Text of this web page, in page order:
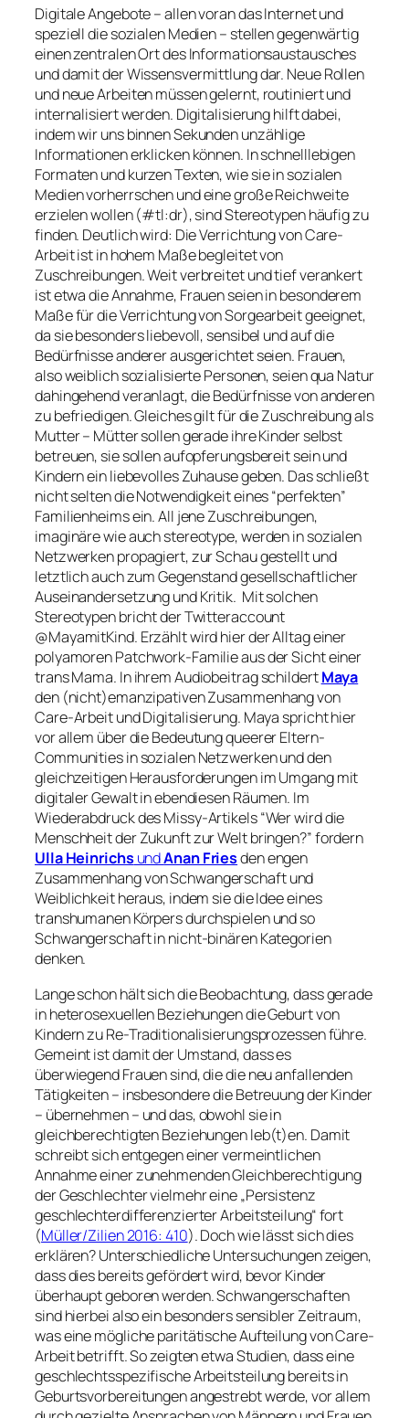
Digitale Angebote – allen voran das Internet und
speziell die sozialen Medien – stellen gegenwärtig
einen zentralen Ort des Informationsaustausches
und damit der Wissensvermittlung dar. Neue Rollen
und neue Arbeiten müssen gelernt, routiniert und
internalisiert werden. Digitalisierung hilft dabei,
indem wir uns binnen Sekunden unzählige
Informationen erklicken können. In schnelllebigen
Formaten und kurzen Texten, wie sie in sozialen
Medien vorherrschen und eine große Reichweite
erzielen wollen (#tl:dr), sind Stereotypen häufig zu
finden. Deutlich wird: Die Verrichtung von Care-
Arbeit ist in hohem Maße begleitet von
Zuschreibungen. Weit verbreitet und tief verankert
ist etwa die Annahme, Frauen seien in besonderem
Maße für die Verrichtung von Sorgearbeit geeignet,
da sie besonders liebevoll, sensibel und auf die
Bedürfnisse anderer ausgerichtet seien. Frauen,
also weiblich sozialisierte Personen, seien qua Natur
dahingehend veranlagt, die Bedürfnisse von anderen
zu befriedigen. Gleiches gilt für die Zuschreibung als
Mutter – Mütter sollen gerade ihre Kinder selbst
betreuen, sie sollen aufopferungsbereit sein und
Kindern ein liebevolles Zuhause geben. Das schließt
nicht selten die Notwendigkeit eines “perfekten”
Familienheims ein. All jene Zuschreibungen,
imaginäre wie auch stereotype, werden in sozialen
Netzwerken propagiert, zur Schau gestellt und
letztlich auch zum Gegenstand gesellschaftlicher
Auseinandersetzung und Kritik. Mit solchen
Stereotypen bricht der Twitteraccount
@MayamitKind. Erzählt wird hier der Alltag einer
polyamoren Patchwork-Familie aus der Sicht einer
trans Mama. In ihrem Audiobeitrag schildertMaya
den (nicht)emanzipativen Zusammenhang von
Care-Arbeit und Digitalisierung. Maya spricht hier
vor allem über die Bedeutung queerer Eltern-
Communities in sozialen Netzwerken und den
gleichzeitigen Herausforderungen im Umgang mit
digitaler Gewalt in ebendiesen Räumen. Im
Wiederabdruck des Missy-Artikels “Wer wird die
Menschheit der Zukunft zur Welt bringen?” fordern
Ulla HeinrichsundAnan Friesden engen
Zusammenhang von Schwangerschaft und
Weiblichkeit heraus, indem sie die Idee eines
transhumanen Körpers durchspielen und so
Schwangerschaft in nicht-binären Kategorien
denken.
Lange schon hält sich die Beobachtung, dass gerade
in heterosexuellen Beziehungen die Geburt von
Kindern zu Re-Traditionalisierungsprozessen führe.
Gemeint ist damit der Umstand, dass es
überwiegend Frauen sind, die die neu anfallenden
Tätigkeiten – insbesondere die Betreuung der Kinder
– übernehmen – und das, obwohl sie in
gleichberechtigten Beziehungen leb(t)en. Damit
schreibt sich entgegen einer vermeintlichen
Annahme einer zunehmenden Gleichberechtigung
der Geschlechter vielmehr eine „Persistenz
geschlechterdifferenzierter Arbeitsteilung“ fort
(Müller/Zilien 2016: 410). Doch wie lässt sich dies
erklären? Unterschiedliche Untersuchungen zeigen,
dass dies bereits gefördert wird, bevor Kinder
überhaupt geboren werden. Schwangerschaften
sind hierbei also ein besonders sensibler Zeitraum,
was eine mögliche paritätische Aufteilung von Care-
Arbeit betrifft. So zeigten etwa Studien, dass eine
geschlechtsspezifische Arbeitsteilung bereits in
Geburtsvorbereitungen angestrebt werde, vor allem